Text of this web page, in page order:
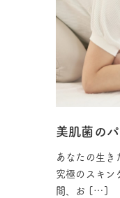
美肌菌の
あなたの生き
究極のスキン
間、お […]